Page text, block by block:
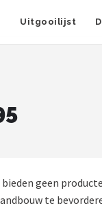
Uitgooilijst
geen
te